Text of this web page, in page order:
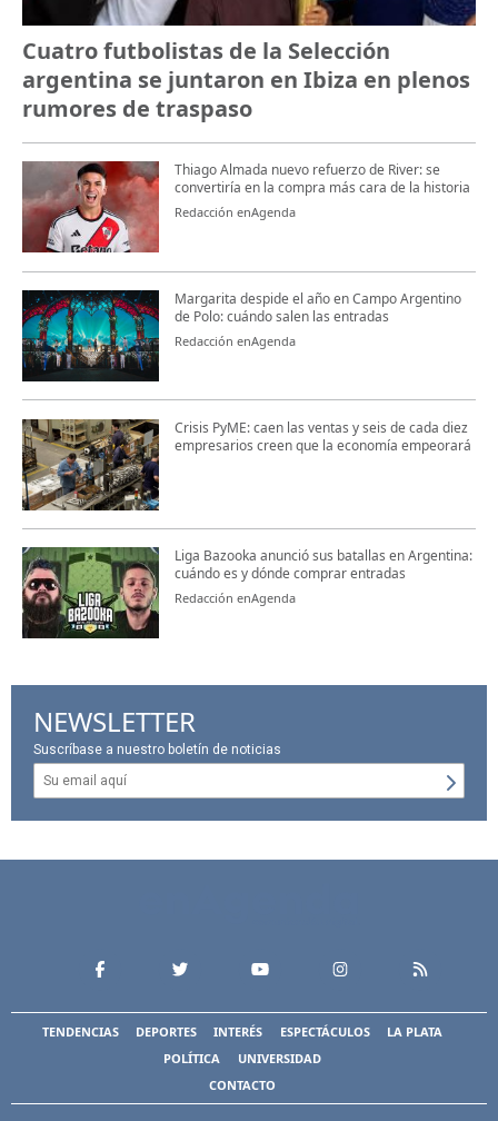
Cuatro futbolistas de la Selección
argentina se juntaron en Ibiza en plenos
rumores de traspaso
Thiago Almada nuevo refuerzo de River: se
convertiría en la compra más cara de la historia
Redacción enAgenda
Margarita despide el año en Campo Argentino
de Polo: cuándo salen las entradas
Redacción enAgenda
Crisis PyME: caen las ventas y seis de cada diez
empresarios creen que la economía empeorará
Liga Bazooka anunció sus batallas en Argentina:
cuándo es y dónde comprar entradas
Redacción enAgenda
NEWSLETTER
Suscríbase a nuestro boletín de noticias
TENDENCIAS DEPORTES INTERÉS ESPECTÁCULOS
LA PLATA
POLÍTICA
UNIVERSIDAD
CONTACTO